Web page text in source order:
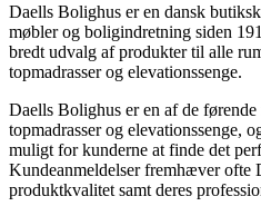
Daells Bolighus er en dansk
møbler og boligindretning siden
bredt udvalg af produkter til alle
topmadrasser og elevationssenge.
Daells Bolighus er en af de
topmadrasser og elevationssenge,
muligt for kunderne at finde det
Kundeanmeldelser fremhæver ofte
produktkvalitet samt deres